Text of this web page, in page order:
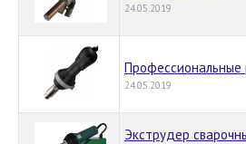
24.05.2019
24.05.2019
Экструдер